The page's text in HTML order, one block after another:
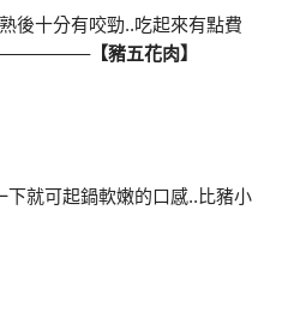
後十分有咬勁..吃起來有點費
…—————–【豬五花肉】
下就可起鍋軟嫩的口感..比豬小